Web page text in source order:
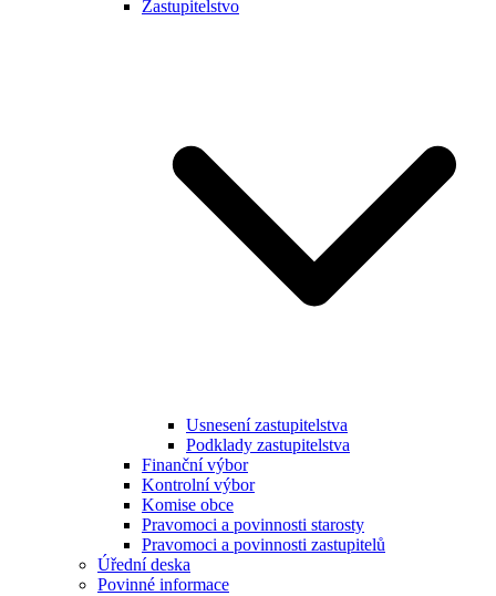
Zastupitelstvo
Usnesení zastupitelstva
Podklady zastupitelstva
Finanční výbor
Kontrolní výbor
Komise obce
Pravomoci a povinnosti starosty
Pravomoci a povinnosti zastupitelů
Úřední deska
Povinné informace